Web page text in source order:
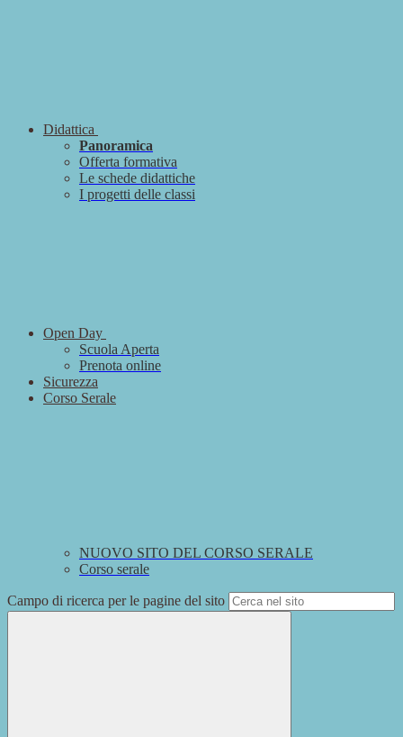
Didattica
Panoramica
Offerta formativa
Le schede didattiche
I progetti delle classi
Open Day
Scuola Aperta
Prenota online
Sicurezza
Corso Serale
NUOVO SITO DEL CORSO SERALE
Corso serale
Campo di ricerca per le pagine del sito